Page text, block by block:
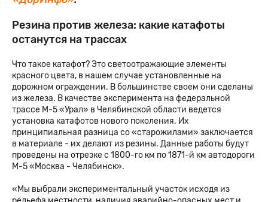
Резина против железа: какие катафоты
останутся на трассах
Что такое катафот? Это светоотражающие элементы
красного цвета, в нашем случае установленные на
дорожном ограждении. В большинстве своем они сделаны
из железа. В качестве эксперимента на федеральной
трассе М-5 «Урал» в Челябинской области ведется
установка катафотов нового поколения. Их
принципиальная разница со «старожилами» заключается
в материале - их делают из резины. Данные работы будут
проведены на отрезке с 1800-го км по 1871-й км автодороги
М-5 «Москва - Челябинск».
«Мы выбрали экспериментальный участок исходя из